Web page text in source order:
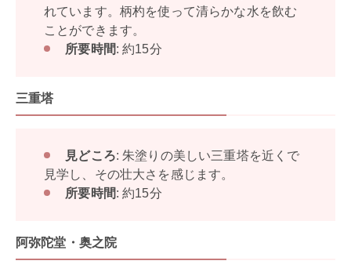
れています。柄杓を使って清らかな水を飲む
ことができます。
所要時間: 約15分
三重塔
見どころ: 朱塗りの美しい三重塔を近くで
見学し、その壮大さを感じます。
所要時間: 約15分
阿弥陀堂・奥之院